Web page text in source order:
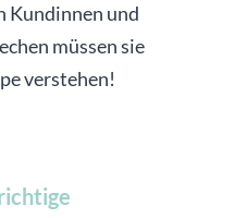
Kundinnen und
müssen sie
verstehen!